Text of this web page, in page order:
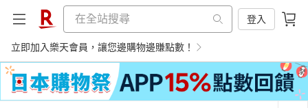
登入
立即加入樂天會員，讓您邊購物邊賺點數！